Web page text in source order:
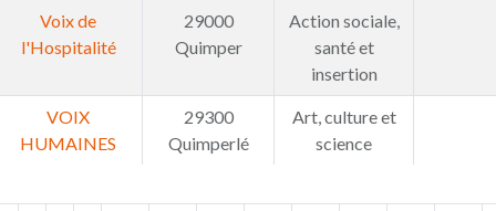
Voix de
l'Hospitalité
29000
Quimper
Action sociale,
santé et
insertion
VOIX
HUMAINES
29300
Quimperlé
Art, culture et
science